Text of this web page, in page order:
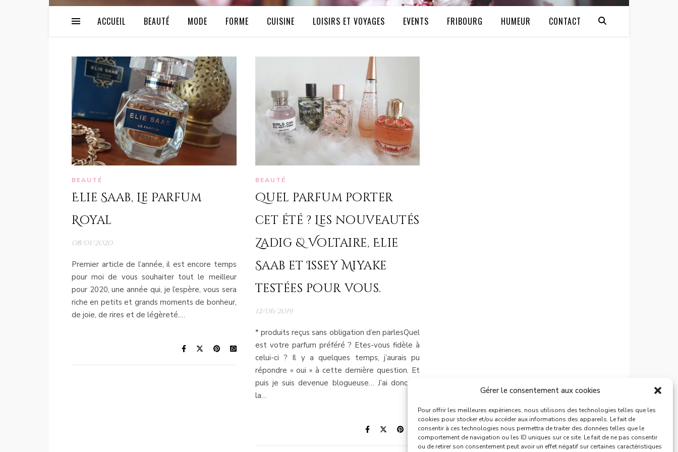
Gérer le consentement aux cookies
Pour offrir les meilleures expériences, nous utilisons des technologies telles que les
cookies pour stocker et/ou accéder aux informations des appareils. Le fait de
consentir à ces technologies nous permettra de traiter des données telles que le
comportement de navigation ou les ID uniques sur ce site. Le fait de ne pas consentir
ou de retirer son consentement peut avoir un effet négatif sur certaines caractéristiques
ACCUEIL BEAUTÉ MODE FORME CUISINE LOISIRS ET VOYAGES EVENTS FRIBOURG HUMEUR CONTACT
BEAUTÉ
Elie Saab, Le Parfum
Royal
08/01/2020
Premier article de l’année, il est encore temps
pour moi de vous souhaiter tout le meilleur
pour 2020, une année qui, je l’espère, vous sera
riche en petits et grands moments de bonheur,
de joie, de rires et de légèreté.…
BEAUTÉ
Quel parfum porter
cet été ? Les nouveautés
Zadig & Voltaire, Elie
Saab et Issey Miyake
testées pour vous.
12/06/2019
* produits reçus sans obligation d’en parlesQuel
est votre parfum préféré ? Etes-vous fidèle à
celui-ci ? Il y a quelques temps, j’aurais pu
répondre « oui » à cette dernière question. Et
puis je suis devenue blogueuse… J’ai donc eu
la…